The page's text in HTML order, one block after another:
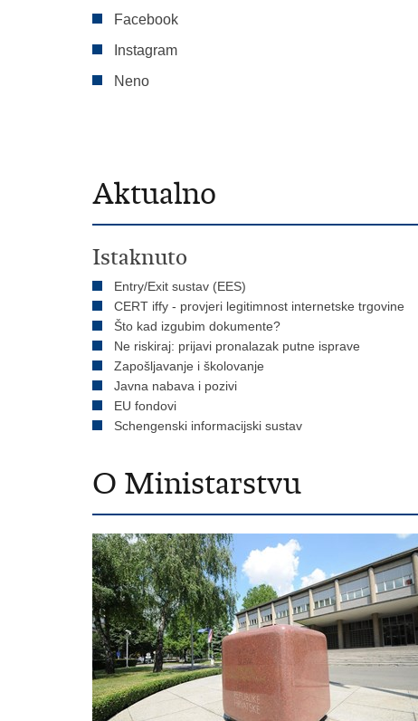
Facebook
Instagram
Neno
Aktualno
Istaknuto
Entry/Exit sustav (EES)
CERT iffy - provjeri legitimnost internetske trgovine
Što kad izgubim dokumente?
Ne riskiraj: prijavi pronalazak putne isprave
Zapošljavanje i školovanje
Javna nabava i pozivi
EU fondovi
Schengenski informacijski sustav
O Ministarstvu